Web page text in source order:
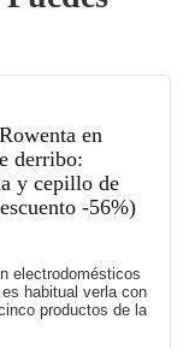
en
derribo:
y cepillo de
-56%)
electrodomésticos
habitual verla con
productos de la